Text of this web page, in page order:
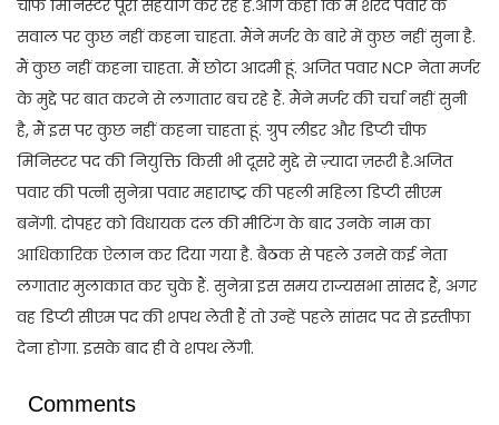
चीफ मिनिस्टर पूरा सहयोग कर रहे हैं.आगे कहा कि मैं शरद पवार के
सवाल पर कुछ नहीं कहना चाहता. मैंने मर्जर के बारे में कुछ नहीं सुना है.
मैं कुछ नहीं कहना चाहता. मैं छोटा आदमी हूं. अजित पवार NCP नेता मर्जर
के मुद्दे पर बात करने से लगातार बच रहे हैं. मैंने मर्जर की चर्चा नहीं सुनी
है, मैं इस पर कुछ नहीं कहना चाहता हूं. ग्रुप लीडर और डिप्टी चीफ
मिनिस्टर पद की नियुक्ति किसी भी दूसरे मुद्दे से ज़्यादा ज़रूरी है.अजित
पवार की पत्नी सुनेत्रा पवार महाराष्ट्र की पहली महिला डिप्टी सीएम
बनेंगी. दोपहर को विधायक दल की मीटिंग के बाद उनके नाम का
आधिकारिक ऐलान कर दिया गया है. बैठक से पहले उनसे कई नेता
लगातार मुलाकात कर चुके हैं. सुनेत्रा इस समय राज्यसभा सांसद हैं, अगर
वह डिप्टी सीएम पद की शपथ लेती हैं तो उन्हें पहले सांसद पद से इस्तीफा
देना होगा. इसके बाद ही वे शपथ लेंगी.
Comments